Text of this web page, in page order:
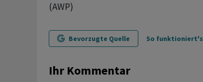
(AWP)
Bevorzugte Quelle So funktioniert's
Ihr Kommentar